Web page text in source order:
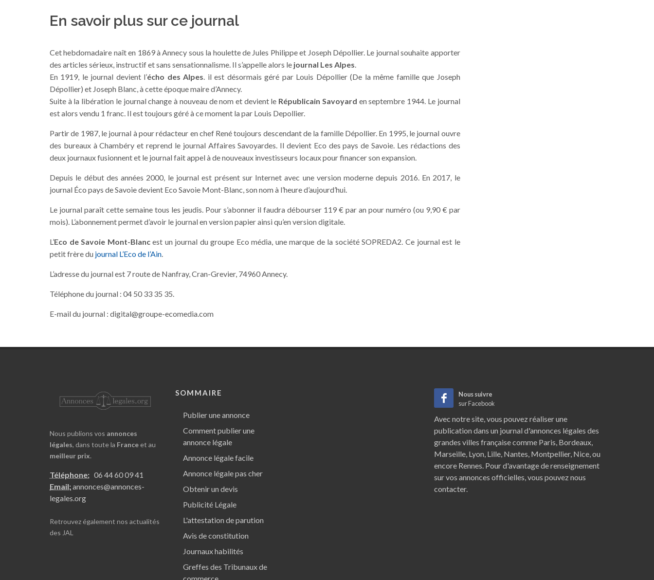
En savoir plus sur ce journal
Cet hebdomadaire naît en 1869 à Annecy sous la houlette de Jules Philippe et Joseph Dépollier. Le journal souhaite apporter
des articles sérieux, instructif et sans sensationnalisme. Il s’appelle alors le journal Les Alpes.
En 1919, le journal devient l’écho des Alpes. il est désormais géré par Louis Dépollier (De la même famille que Joseph
Dépollier) et Joseph Blanc, à cette époque maire d’Annecy.
Suite à la libération le journal change à nouveau de nom et devient le Républicain Savoyard en septembre 1944. Le journal
est alors vendu 1 franc. Il est toujours géré à ce moment la par Louis Depollier.
Partir de 1987, le journal à pour rédacteur en chef René toujours descendant de la famille Dépollier. En 1995, le journal ouvre
des bureaux à Chambéry et reprend le journal Affaires Savoyardes. Il devient Eco des pays de Savoie. Les rédactions des
deux journaux fusionnent et le journal fait appel à de nouveaux investisseurs locaux pour financer son expansion.
Depuis le début des années 2000, le journal est présent sur Internet avec une version moderne depuis 2016. En 2017, le
journal Éco pays de Savoie devient Eco Savoie Mont-Blanc, son nom à l’heure d’aujourd’hui.
Le journal paraît cette semaine tous les jeudis. Pour s’abonner il faudra débourser 119 € par an pour numéro (ou 9,90 € par
mois). L’abonnement permet d’avoir le journal en version papier ainsi qu’en version digitale.
L’Eco de Savoie Mont-Blancest un journal du groupe Eco média, une marque de la société SOPREDA2. Ce journal est le
petit frère du journal L’Eco de l’Ain.
L’adresse du journal est 7 route de Nanfray, Cran-Grevier, 74960 Annecy.
Téléphone du journal : 04 50 33 35 35.
E-mail du journal : digital@groupe-ecomedia.com
Nous publions vos annonces
légales, dans toute la France et au
meilleur prix.
Téléphone: 06 44 60 09 41
Email:annonces@annonces-
legales.org
Retrouvez également nos actualités
des JAL
SOMMAIRE
Publier une annonce
Comment publier une
annonce légale
Annonce légale facile
Annonce légale pas cher
Obtenir un devis
Publicité Légale
L'attestation de parution
Avis de constitution
Journaux habilités
Greffes des Tribunaux de
Nous suivre
sur Facebook
Avec notre site, vous pouvez réaliser une
publication dans un journal d'annonces légales des
grandes villes française comme Paris, Bordeaux,
Marseille, Lyon, Lille, Nantes, Montpellier, Nice, ou
encore Rennes. Pour d'avantage de renseignement
sur vos annonces officielles, vous pouvez nous
contacter.